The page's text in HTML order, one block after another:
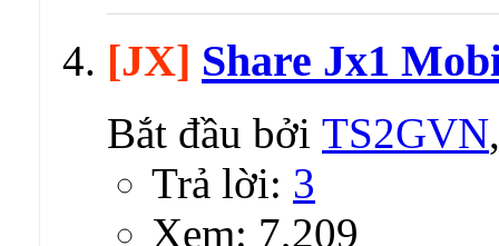
[JX] Share Jx1
Bắt đầu bởi TS2GVN
Trả lời: 3
Xem: 7,209